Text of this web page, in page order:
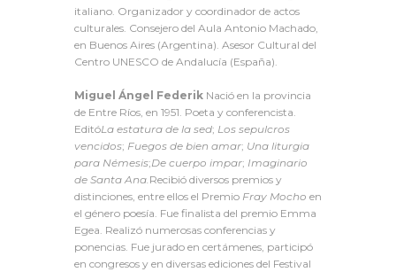
italiano. Organizador y coordinador de actos
culturales. Consejero del Aula Antonio Machado,
en Buenos Aires (Argentina). Asesor Cultural del
Centro UNESCO de Andalucía (España).
Miguel Ángel Federik Nació en la provincia
de Entre Ríos, en 1951. Poeta y conferencista.
EditóLa estatura de la sed; Los sepulcros
vencidos; Fuegos de bien amar; Una liturgia
para Némesis;De cuerpo impar; Imaginario
de Santa Ana. Recibió diversos premios y
distinciones, entre ellos el Premio Fray Mocho en
el género poesía. Fue finalista del premio Emma
Egea. Realizó numerosas conferencias y
ponencias. Fue jurado en certámenes, participó
en congresos y en diversas ediciones del Festival